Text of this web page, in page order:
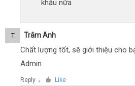
khấu nữa
T Trâm Anh
Chất lượng tốt, sẽ giới thiệu cho
Admin
Reply ● Like